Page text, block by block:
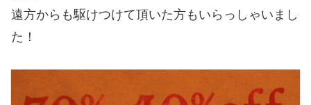
遠方からも駆けつけて頂いた方もいらっしゃいまし
た！